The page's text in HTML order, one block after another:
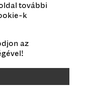
további
k
az